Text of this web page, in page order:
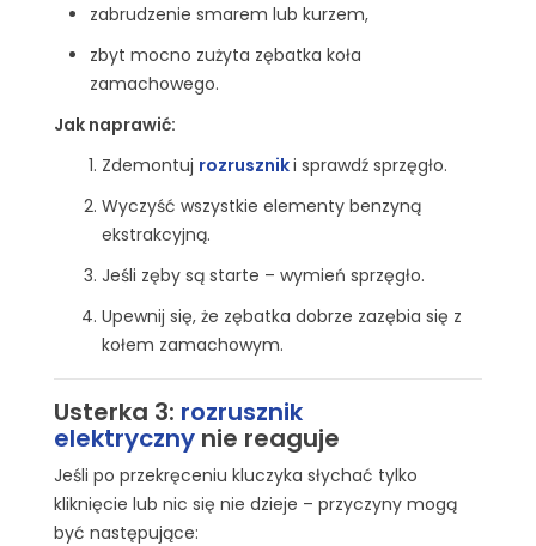
zabrudzenie smarem lub kurzem,
zbyt mocno zużyta zębatka koła
zamachowego.
Jak naprawić:
Zdemontuj rozruszniki sprawdź sprzęgło.
Wyczyść wszystkie elementy benzyną
ekstrakcyjną.
Jeśli zęby są starte – wymień sprzęgło.
Upewnij się, że zębatka dobrze zazębia się z
kołem zamachowym.
Usterka 3: rozrusznik
elektryczny nie reaguje
Jeśli po przekręceniu kluczyka słychać tylko
kliknięcie lub nic się nie dzieje – przyczyny mogą
być następujące: